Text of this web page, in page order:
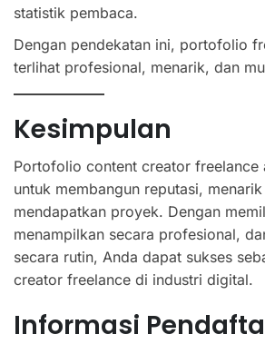
statistik pembaca.
Dengan pendekatan ini, portofolio
terlihat profesional, menarik, dan
Kesimpulan
Portofolio content creator freelance
untuk membangun reputasi,
mendapatkan proyek. Dengan
menampilkan secara profesional,
secara rutin, Anda dapat sukses
creator freelance di industri digital.
Informasi